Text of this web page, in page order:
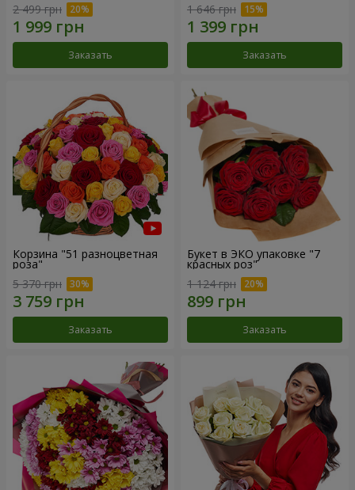
2 499 грн
Заказать
1 646 грн
Заказать
Корзина "51 разноцветная
роза"
5 370 грн
Заказать
Букет в ЭКО упаковке "7
красных роз"
1 124 грн
Заказать